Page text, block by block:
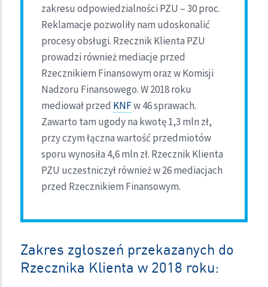
zakresu odpowiedzialności PZU – 30 proc.
Reklamacje pozwoliły nam udoskonalić
procesy obsługi. Rzecznik Klienta PZU
prowadzi również mediacje przed
Rzecznikiem Finansowym oraz w Komisji
Nadzoru Finansowego. W 2018 roku
mediował przed KNFw 46 sprawach.
Zawarto tam ugody na kwotę 1,3 mln zł,
przy czym łączna wartość przedmiotów
sporu wynosiła 4,6 mln zł. Rzecznik Klienta
PZU uczestniczył również w 26 mediacjach
przed Rzecznikiem Finansowym.
Zakres zgłoszeń przekazanych do
Rzecznika Klienta w 2018 roku: